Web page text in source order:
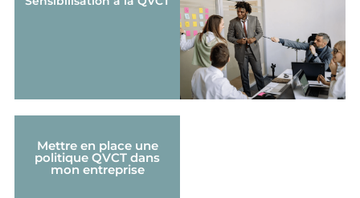
Mettre en place une
politique QVCT dans
mon entreprise